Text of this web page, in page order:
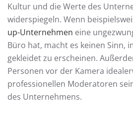
Kultur und die Werte des
widerspiegeln. Wenn
up-Unternehmen eine
Büro hat, macht es keinen Sinn,
gekleidet zu erscheinen.
Personen vor der Kamera
professionellen Moderatoren
des Unternehmens.